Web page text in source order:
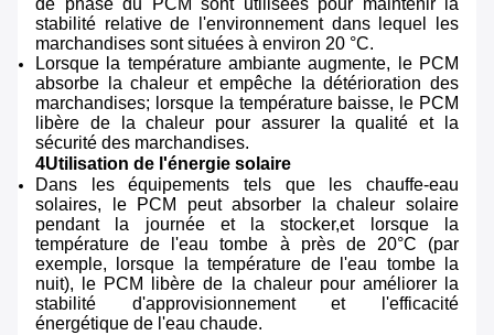
de phase du PCM sont utilisées pour maintenir la
stabilité relative de l'environnement dans lequel les
marchandises sont situées à environ 20 °C.
Lorsque la température ambiante augmente, le PCM
absorbe la chaleur et empêche la détérioration des
marchandises; lorsque la température baisse, le PCM
libère de la chaleur pour assurer la qualité et la
sécurité des marchandises.
4Utilisation de l'énergie solaire
Dans les équipements tels que les chauffe-eau
solaires, le PCM peut absorber la chaleur solaire
pendant la journée et la stocker,et lorsque la
température de l'eau tombe à près de 20°C (par
exemple, lorsque la température de l'eau tombe la
nuit), le PCM libère de la chaleur pour améliorer la
stabilité d'approvisionnement et l'efficacité
énergétique de l'eau chaude.